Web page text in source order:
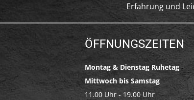
Erfahrung und
ÖFFNUNGSZEITEN
Montag & Dienstag Ruhetag
Mittwoch bis Samstag
11.00 Uhr - 19.00 Uhr